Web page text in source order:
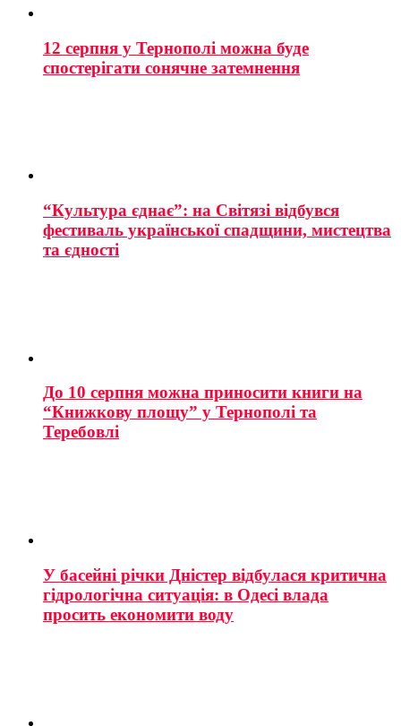
12 серпня у Тернополі можна буде
спостерігати сонячне затемнення
“Культура єднає”: на Світязі відбувся
фестиваль української спадщини, мистецтва
та єдності
До 10 серпня можна приносити книги на
“Книжкову площу” у Тернополі та
Теребовлі
У басейні річки Дністер відбулася критична
гідрологічна ситуація: в Одесі влада
просить економити воду